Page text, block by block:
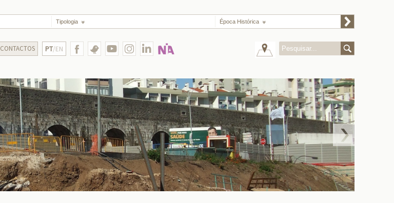
Tipologia Época Histórica
CONTACTOS PT/EN